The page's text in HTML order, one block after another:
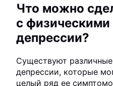
Что можно
с
депрессии?
Существуют
депрессии, которые
целый ряд ее